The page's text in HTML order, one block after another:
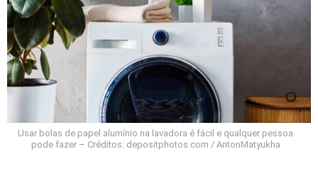
Usar bolas de papel alumínio na lavadora é fácil e qualquer pessoa
pode fazer – Créditos: depositphotos.com / AntonMatyukha